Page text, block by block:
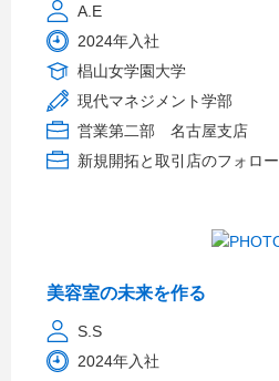
A.E
2024年入社
椙山女学園大学
現代マネジメント学部
営業第二部 名古屋支店
新規開拓と取引店のフォロー
美容室の未来を作る
S.S
2024年入社